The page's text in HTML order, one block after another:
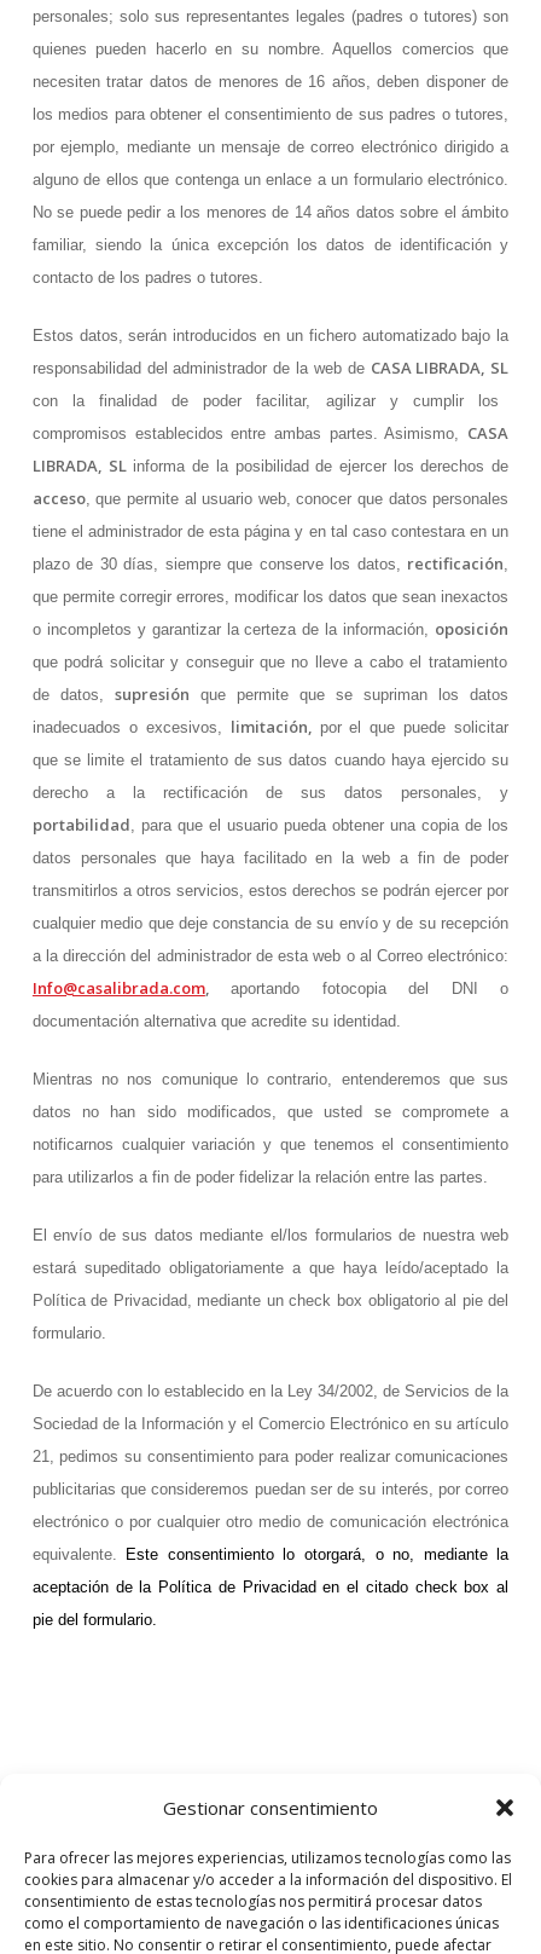
Gestionar consentimiento
Para ofrecer las mejores experiencias, utilizamos tecnologías como las
cookies para almacenar y/o acceder a la información del dispositivo. El
consentimiento de estas tecnologías nos permitirá procesar datos
como el comportamiento de navegación o las identificaciones únicas
en este sitio. No consentir o retirar el consentimiento, puede afectar
personales; solo sus representantes legales (padres o tutores) son
quienes pueden hacerlo en su nombre. Aquellos comercios que
necesiten tratar datos de menores de 16 años, deben disponer de
los medios para obtener el consentimiento de sus padres o tutores,
por ejemplo, mediante un mensaje de correo electrónico dirigido a
alguno de ellos que contenga un enlace a un formulario electrónico.
No se puede pedir a los menores de 14 años datos sobre el ámbito
familiar, siendo la única excepción los datos de identificación y
contacto de los padres o tutores.
Estos datos, serán introducidos en un fichero automatizado bajo la
responsabilidad del administrador de la web de CASA LIBRADA, SL
con la finalidad de poder facilitar, agilizar y cumplir los
compromisos establecidos entre ambas partes. Asimismo, CASA
LIBRADA, SLinforma de la posibilidad de ejercer los derechos de
acceso, que permite al usuario web, conocer que datos personales
tiene el administrador de esta página y en tal caso contestara en un
plazo de 30 días, siempre que conserve los datos, rectificación,
que permite corregir errores, modificar los datos que sean inexactos
o incompletos y garantizar la certeza de la información, oposición
que podrá solicitar y conseguir que no lleve a cabo el tratamiento
de datos, supresión que permite que se supriman los datos
inadecuados o excesivos, limitación, por el que puede solicitar
que se limite el tratamiento de sus datos cuando haya ejercido su
derecho a la rectificación de sus datos personales, y
portabilidad, para que el usuario pueda obtener una copia de los
datos personales que haya facilitado en la web a fin de poder
transmitirlos a otros servicios, estos derechos se podrán ejercer por
cualquier medio que deje constancia de su envío y de su recepción
a la dirección del administrador de esta web o al Correo electrónico:
Info@casalibrada.com, ​​aportando fotocopia del DNI o
documentación alternativa que acredite su identidad.
Mientras no nos comunique lo contrario, entenderemos que sus
datos no han sido modificados, que usted se compromete a
notificarnos cualquier variación y que tenemos el consentimiento
para utilizarlos a fin de poder fidelizar la relación entre las partes.
El envío de sus datos mediante el/los formularios de nuestra web
estará supeditado obligatoriamente a que haya leído/aceptado la
Política de Privacidad, mediante un check box obligatorio al pie del
formulario.
De acuerdo con lo establecido en la Ley 34/2002, de Servicios de la
Sociedad de la Información y el Comercio Electrónico en su artículo
21, pedimos su consentimiento para poder realizar comunicaciones
publicitarias que consideremos puedan ser de su interés, por correo
electrónico o por cualquier otro medio de comunicación electrónica
equivalente.
Este consentimiento lo otorgará, o no, mediante la
aceptación de la Política de Privacidad en el citado check box al
pie del formulario.